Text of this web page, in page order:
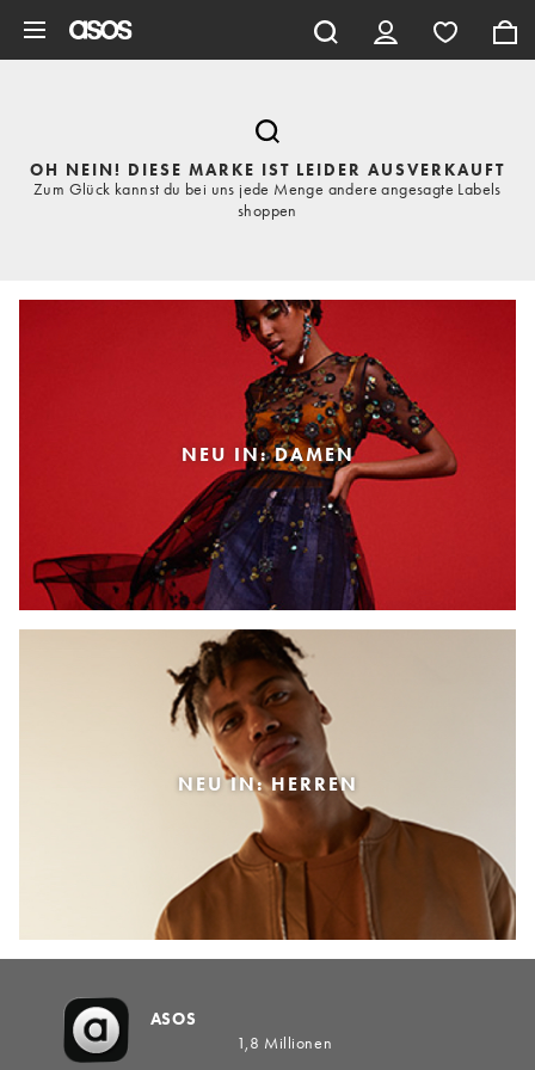
OH NEIN! DIESE MARKE IST LEIDER AUSVERKAUFT
Zum Glück kannst du bei uns jede Menge andere angesagte Labels
shoppen
NEU IN: DAMEN
NEU IN: HERREN
ASOS
1,8 Millionen